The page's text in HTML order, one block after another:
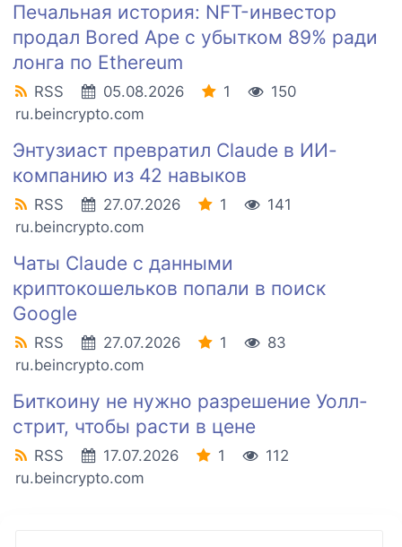
Печальная история: NFT-инвестор
продал Bored Ape с убытком 89% ради
лонга по Ethereum
RSS 05.08.2026 1
150
ru.beincrypto.com
Энтузиаст превратил Claude в ИИ-
компанию из 42 навыков
RSS 27.07.2026 1
141
ru.beincrypto.com
Чаты Claude с данными
криптокошельков попали в поиск
Google
RSS 27.07.2026 1
83
ru.beincrypto.com
Биткоину не нужно разрешение Уолл-
стрит, чтобы расти в цене
RSS 17.07.2026 1
112
ru.beincrypto.com